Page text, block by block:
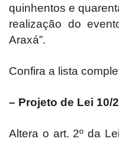
quinhentos e
realização do
Araxá”.
Confira a lista
– Projeto de Lei 10/
Altera o art. 2º da